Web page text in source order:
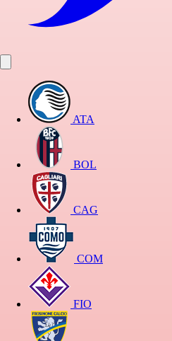
ATA
BOL
CAG
COM
FIO